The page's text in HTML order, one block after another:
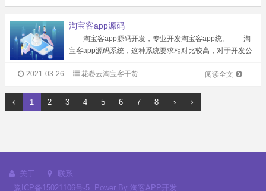
大佬通过外卖返利系统+淘客返利...
淘宝客app源码
淘宝客app源码开发，专业开发淘宝客app统。 淘
宝客app源码系统，这种系统要求相对比较高，对于开发公
技术同时还需要有这个行业的专业人士指导，不然很可能会
开出一个不伦不类的系统，用...
阅读全文
2021-03-26 花卷云淘宝客干货
1 2 3 4 5 6 7 8 ›
关于
联系
豫ICP备15021106号-5
Power By 淘客APP开发